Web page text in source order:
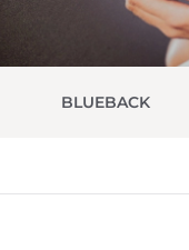
BLUEBACK